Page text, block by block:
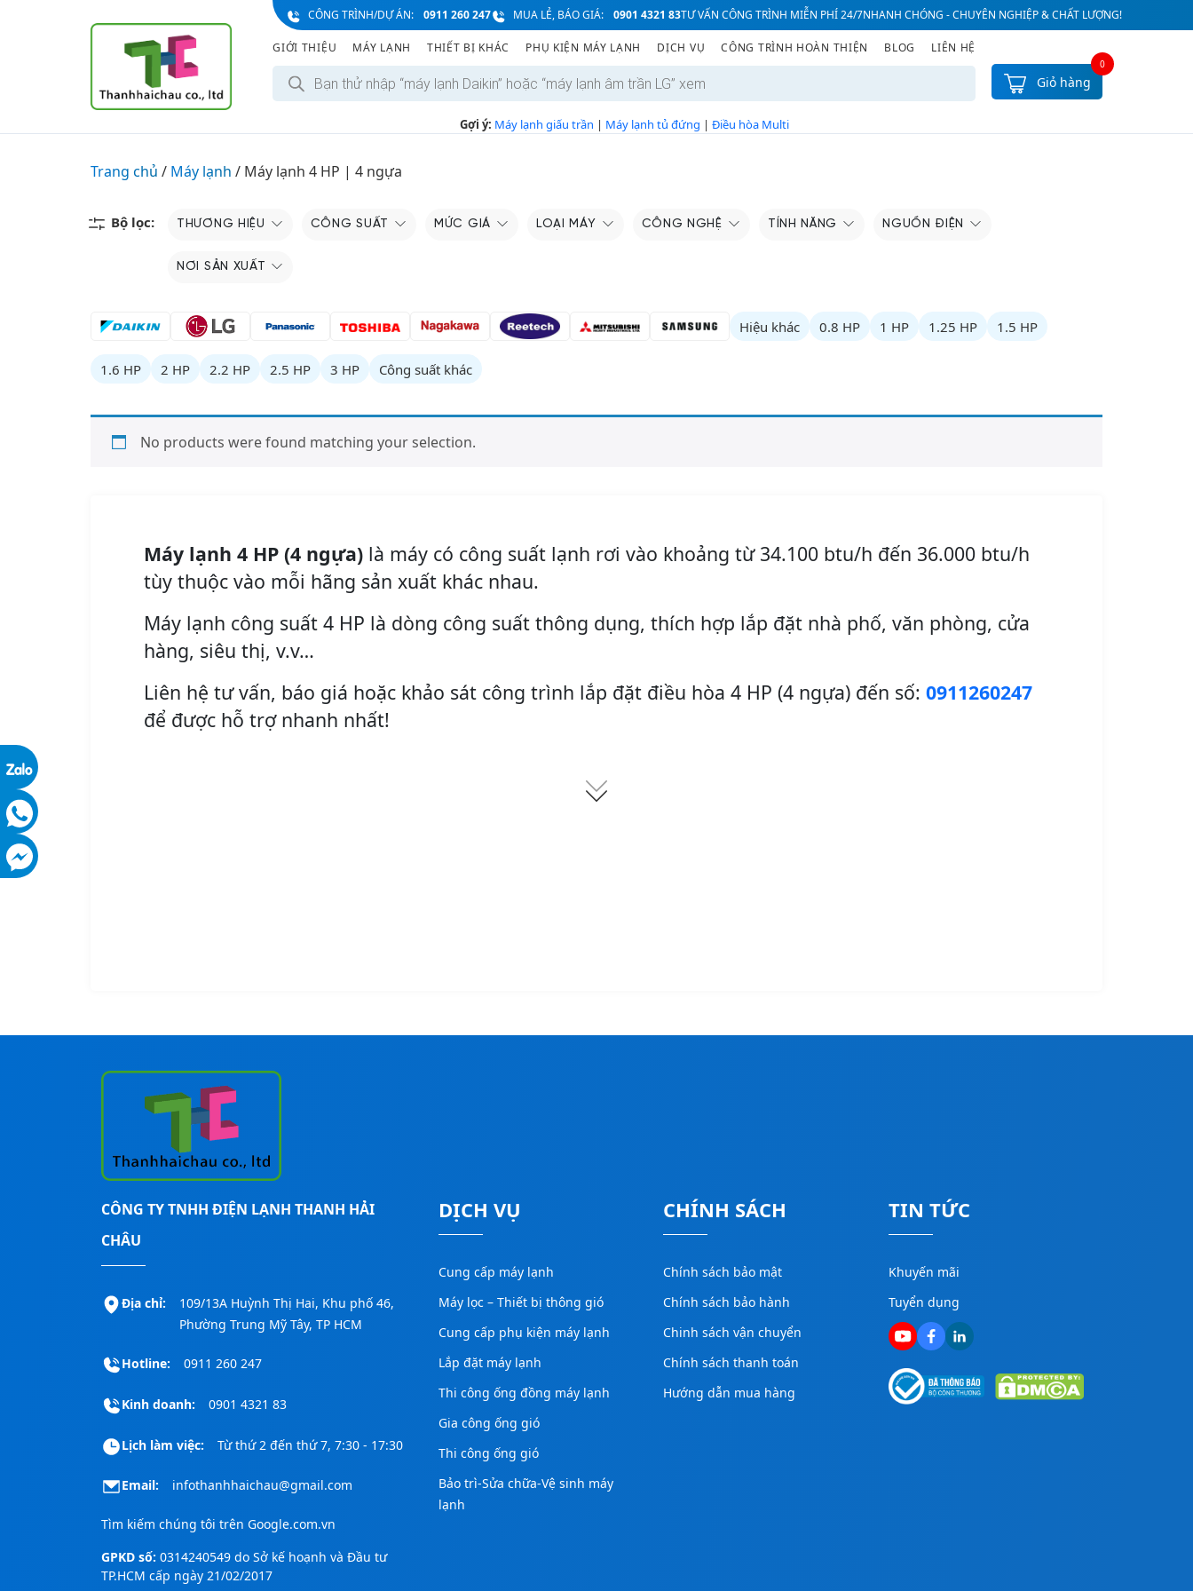
c
CÔNG TRÌNH/DỰ ÁN: 0911 260 247 MUA LẺ, BÁO GIÁ: 0901 4321 83TƯ VẤN CÔNG TRÌNH MIỄN PHÍ 24/7NHANH CHÓNG - CHUYÊN NGHIỆP & CHẤT LƯỢNG!
GIỚI THIỆU MÁY LẠNH THIẾT BỊ KHÁC PHỤ KIỆN MÁY LẠNH DỊCH VỤ CÔNG TRÌNH HOÀN THIỆN BLOG LIÊN HỆ
T
m
i
s
h
Gợi ý: Máy lạnh giấu trần | Máy lạnh tủ đứng | Điều hòa Multi
Giỏ hàng
0
Trang chủ / Máy lạnh / Máy lạnh 4 HP | 4 ngựa
Bộ lọc: THƯƠNG HIỆU CÔNG SUẤT MỨC GIÁ LOẠI MÁY CÔNG NGHỆ TÍNH NĂNG NGUỒN ĐIỆN
NƠI SẢN XUẤT
Hiệu khác 0.8 HP 1 HP 1.25 HP 1.5 HP
1.6 HP 2 HP 2.2 HP 2.5 HP 3 HP Công suất khác
No products were found matching your selection.
Máy lạnh 4 HP (4 ngựa) là máy có công suất lạnh rơi vào khoảng từ 34.100 btu/h đến 36.000 btu/h
tùy thuộc vào mỗi hãng sản xuất khác nhau.
Máy lạnh công suất 4 HP là dòng công suất thông dụng, thích hợp lắp đặt nhà phố, văn phòng, cửa
hàng, siêu thị, v.v…
Liên hệ tư vấn, báo giá hoặc khảo sát công trình lắp đặt điều hòa 4 HP (4 ngựa) đến số: 0911260247
để được hỗ trợ nhanh nhất!
CÔNG TY TNHH ĐIỆN LẠNH THANH HẢI
CHÂU
Địa chỉ:
109/13A Huỳnh Thị Hai, Khu phố 46,
Phường Trung Mỹ Tây, TP HCM
Hotline: 0911 260 247
Kinh doanh: 0901 4321 83
Lịch làm việc: Từ thứ 2 đến thứ 7, 7:30 - 17:30
Email: infothanhhaichau@gmail.com
Tìm kiếm chúng tôi trên Google.com.vn
GPKD số: 0314240549 do Sở kế hoạnh và Đầu tư
TP.HCM cấp ngày 21/02/2017
DỊCH VỤ
Cung cấp máy lạnh
Máy lọc – Thiết bị thông gió
Cung cấp phụ kiện máy lạnh
Lắp đặt máy lạnh
Thi công ống đồng máy lạnh
Gia công ống gió
Thi công ống gió
Bảo trì-Sửa chữa-Vệ sinh máy
lạnh
CHÍNH SÁCH
Chính sách bảo mật
Chính sách bảo hành
Chinh sách vận chuyển
Chính sách thanh toán
Hướng dẫn mua hàng
TIN TỨC
Khuyến mãi
Tuyển dụng